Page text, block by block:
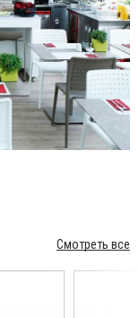
Смотреть все